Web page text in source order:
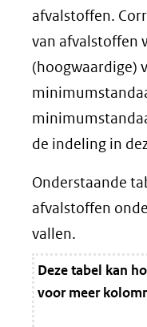
afvalstoffen.
van afvalstoffen
(hoogwaardige)
de indeling in
Onderstaande
afvalstoffen
vallen.
Deze tabel kan
voor meer